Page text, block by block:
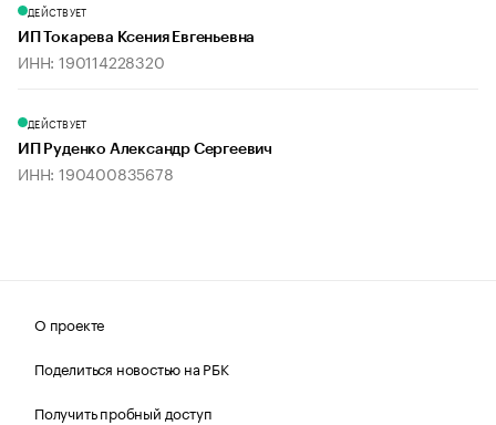
ДЕЙСТВУЕТ
ИП Токарева Ксения Евгеньевна
ИНН: 190114228320
ДЕЙСТВУЕТ
ИП Руденко Александр Сергеевич
ИНН: 190400835678
О проекте
Поделиться новостью на РБК
Получить пробный доступ